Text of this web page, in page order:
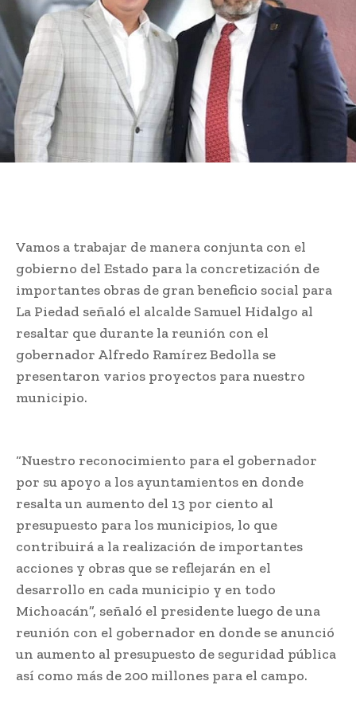
Vamos a trabajar de manera conjunta con el
gobierno del Estado para la concretización de
importantes obras de gran beneficio social para
La Piedad señaló el alcalde Samuel Hidalgo al
resaltar que durante la reunión con el
gobernador Alfredo Ramírez Bedolla se
presentaron varios proyectos para nuestro
municipio.
“Nuestro reconocimiento para el gobernador
por su apoyo a los ayuntamientos en donde
resalta un aumento del 13 por ciento al
presupuesto para los municipios, lo que
contribuirá a la realización de importantes
acciones y obras que se reflejarán en el
desarrollo en cada municipio y en todo
Michoacán”, señaló el presidente luego de una
reunión con el gobernador en donde se anunció
un aumento al presupuesto de seguridad pública
así como más de 200 millones para el campo.